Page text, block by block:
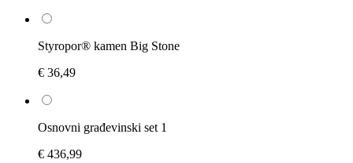
Styropor® kamen Big Stone
€ 36,49
Osnovni građevinski set 1
€ 436,99